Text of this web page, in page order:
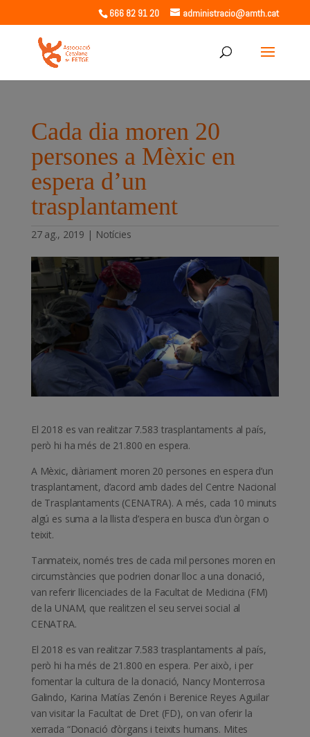
666 82 91 20 administracio@amth.cat
Cada dia moren 20
persones a Mèxic en
espera d’un
trasplantament
27 ag., 2019 | Notícies
El 2018 es van realitzar 7.583 trasplantaments al país,
però hi ha més de 21.800 en espera.
A Mèxic, diàriament moren 20 persones en espera d’un
trasplantament, d’acord amb dades del Centre Nacional
de Trasplantaments (CENATRA). A més, cada 10 minuts
algú es suma a la llista d’espera en busca d’un òrgan o
teixit.
Tanmateix, només tres de cada mil persones moren en
circumstàncies que podrien donar lloc a una donació,
van referir llicenciades de la Facultat de Medicina (FM)
de la UNAM, que realitzen el seu servei social al
CENATRA.
El 2018 es van realitzar 7.583 trasplantaments al país,
però hi ha més de 21.800 en espera. Per això, i per
fomentar la cultura de la donació, Nancy Monterrosa
Galindo, Karina Matías Zenón i Berenice Reyes Aguilar
van visitar la Facultat de Dret (FD), on van oferir la
xerrada “Donació d’òrgans i teixits humans. Mites